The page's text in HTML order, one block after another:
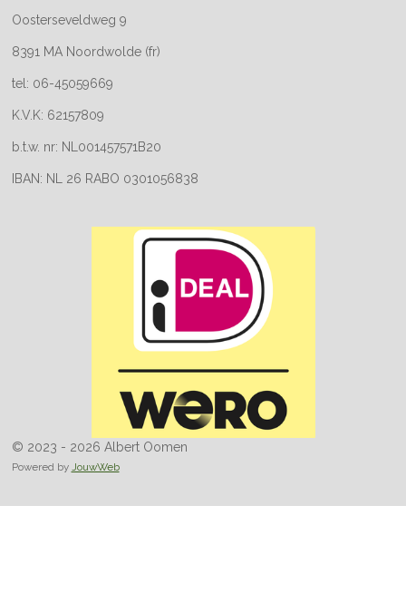
Oosterseveldweg 9
8391 MA Noordwolde (fr)
tel: 06-45059669
K.V.K: 62157809
b.t.w. nr: NL001457571B20
IBAN: NL 26 RABO 0301056838
© 2023 - 2026 Albert Oomen
Powered by JouwWeb